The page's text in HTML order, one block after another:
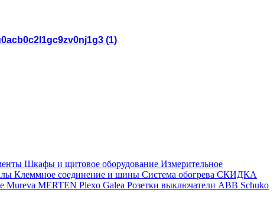
Шкафы и щитовое оборудование Измерительное
Клеммное соединение и шины Система обогрева СКИДКА
Mureva MERTEN Plexo Galea Розетки выключатели ABB Schuko